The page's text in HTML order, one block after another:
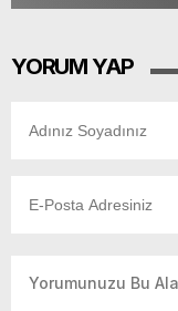
YORUM YAP